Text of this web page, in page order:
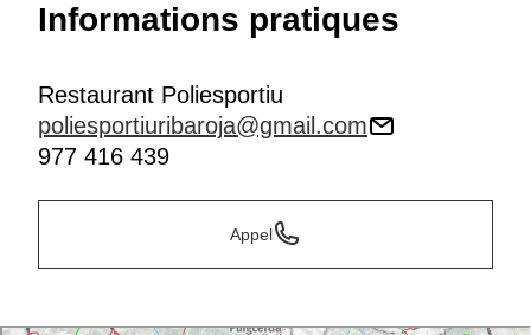
Informations pratiques
Restaurant Poliesportiu
poliesportiuribaroja@gmail.com
977 416 439
Appel